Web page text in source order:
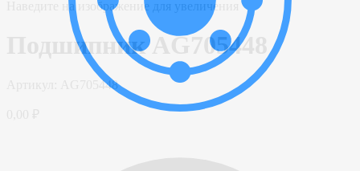
Наведите на изображение для увеличения
Подшипник AG705448
AG705448